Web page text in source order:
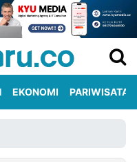
EKONOMI PARIWISATA